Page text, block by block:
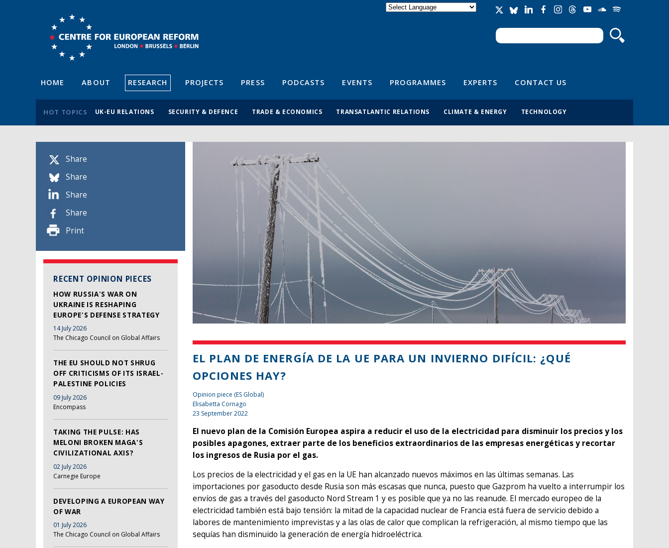
Search form
Search
HOME ABOUT RESEARCH PROJECTS PRESS PODCASTS EVENTS PROGRAMMES EXPERTS CONTACT US
HOT TOPICS UK-EU RELATIONS SECURITY & DEFENCE TRADE & ECONOMICS TRANSATLANTIC RELATIONS CLIMATE & ENERGY TECHNOLOGY
Share
Share
Share
Share
Print
RECENT OPINION PIECES
HOW RUSSIA'S WAR ON
UKRAINE IS RESHAPING
EUROPE'S DEFENSE STRATEGY
14 July 2026
The Chicago Council on Global Affairs
THE EU SHOULD NOT SHRUG
OFF CRITICISMS OF ITS ISRAEL-
PALESTINE POLICIES
09 July 2026
Encompass
TAKING THE PULSE: HAS
MELONI BROKEN MAGA'S
CIVILIZATIONAL AXIS?
02 July 2026
Carnegie Europe
DEVELOPING A EUROPEAN WAY
OF WAR
01 July 2026
The Chicago Council on Global Affairs
EL PLAN DE ENERGÍA DE LA UE PARA UN INVIERNO DIFÍCIL: ¿QUÉ
OPCIONES HAY?
Opinion piece (ES Global)
Elisabetta Cornago
23 September 2022
El nuevo plan de la Comisión Europea aspira a reducir el uso de la electricidad para disminuir los precios y los
posibles apagones, extraer parte de los beneficios extraordinarios de las empresas energéticas y recortar
los ingresos de Rusia por el gas.
Los precios de la electricidad y el gas en la UE han alcanzado nuevos máximos en las últimas semanas. Las
importaciones por gasoducto desde Rusia son más escasas que nunca, puesto que Gazprom ha vuelto a interrumpir los
envíos de gas a través del gasoducto Nord Stream 1 y es posible que ya no las reanude. El mercado europeo de la
electricidad también está bajo tensión: la mitad de la capacidad nuclear de Francia está fuera de servicio debido a
labores de mantenimiento imprevistas y a las olas de calor que complican la refrigeración, al mismo tiempo que las
sequías han disminuido la generación de energía hidroeléctrica.